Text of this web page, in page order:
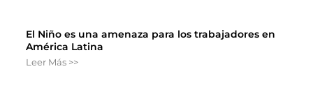
El Niño es una amenaza para los trabajadores en
América Latina
Leer Más >>